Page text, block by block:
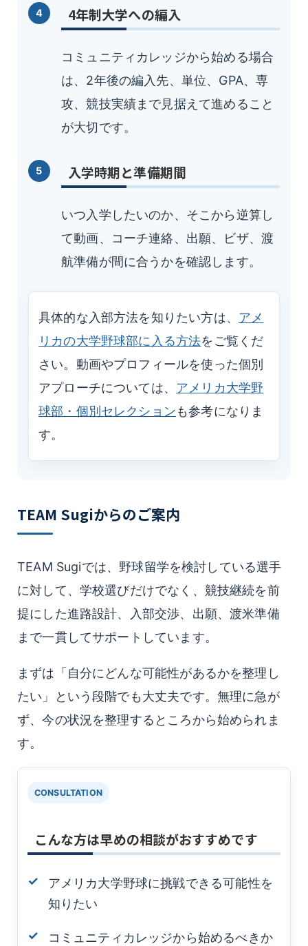
4年制大学への編入
コミュニティカレッジから始める場合
は、2年後の編入先、単位、GPA、専
攻、競技実績まで見据えて進めること
が大切です。
入学時期と準備期間
いつ入学したいのか、そこから逆算し
て動画、コーチ連絡、出願、ビザ、渡
航準備が間に合うかを確認します。
具体的な入部方法を知りたい方は、 アメ
リカの大学野球部に入る方法をご覧くだ
さい。動画やプロフィールを使った個別
アプローチについては、 アメリカ大学野
球部・個別セレクションも参考になりま
す。
TEAM Sugiからのご案内
TEAM Sugiでは、野球留学を検討している選手
に対して、学校選びだけでなく、競技継続を前
提にした進路設計、入部交渉、出願、渡米準備
まで一貫してサポートしています。
まずは「自分にどんな可能性があるかを整理し
たい」という段階でも大丈夫です。無理に急が
ず、今の状況を整理するところから始められま
す。
CONSULTATION
こんな方は早めの相談がおすすめです
アメリカ大学野球に挑戦できる可能性を
知りたい
コミュニティカレッジから始めるべきか